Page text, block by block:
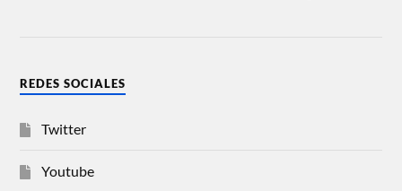
REDES SOCIALES
Twitter
Youtube